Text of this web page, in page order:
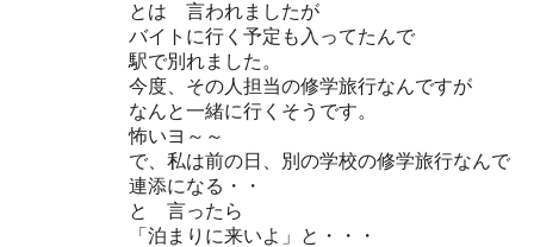
とは 言われましたが
バイトに行く予定も入ってたんで
駅で別れました。
今度、その人担当の修学旅行なんですが
なんと一緒に行くそうです。
怖いヨ～～
で、私は前の日、別の学校の修学旅行なんで
連添になる・・
と 言ったら
「泊まりに来いよ」と・・・